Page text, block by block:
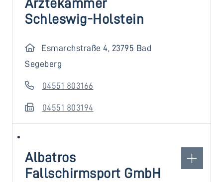
Ärztekammer
Schleswig-Holstein
Esmarchstraße 4, 23795 Bad
Segeberg
04551 803166
04551 803194
Albatros
Fallschirmsport GmbH